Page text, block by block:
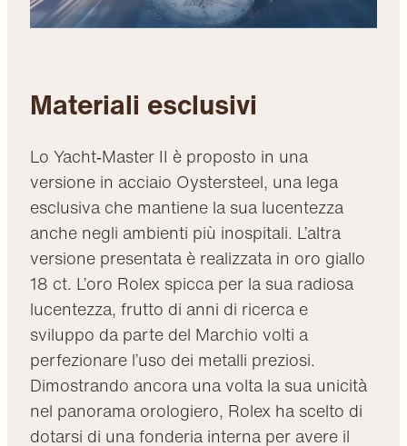
Materiali esclusivi
Lo Yacht‑Master II è proposto in una
versione in acciaio Oystersteel, una lega
esclusiva che mantiene la sua lucentezza
anche negli ambienti più inospitali. L’altra
versione presentata è realizzata in oro giallo
18 ct. L’oro Rolex spicca per la sua radiosa
lucentezza, frutto di anni di ricerca e
sviluppo da parte del Marchio volti a
perfezionare l’uso dei metalli preziosi.
Dimostrando ancora una volta la sua unicità
nel panorama orologiero, Rolex ha scelto di
dotarsi di una fonderia interna per avere il